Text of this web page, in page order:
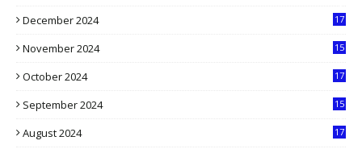
December 2024
17
November 2024
15
October 2024
17
September 2024
15
August 2024
17